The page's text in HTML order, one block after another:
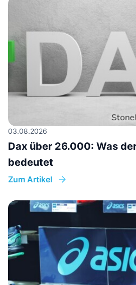
03.08.2026
Dax über 26.000: Was
bedeutet
Zum Artikel